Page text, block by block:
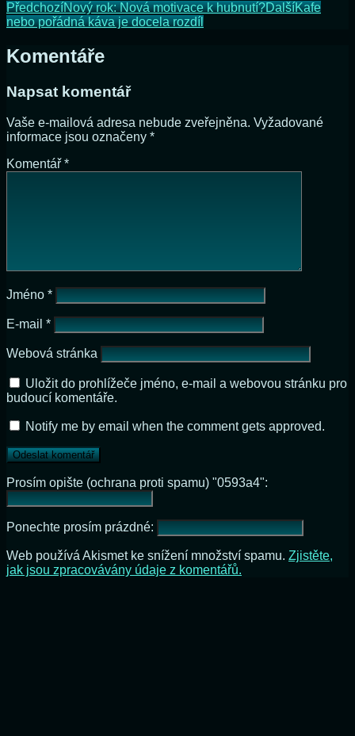
PředchozíNový rok: Nová motivace k hubnutí?DalšíKafe
nebo pořádná káva je docela rozdíl
Komentáře
Napsat komentář
Vaše e-mailová adresa nebude zveřejněna. Vyžadované
informace jsou označeny *
Komentář *
Jméno *
E-mail *
Webová stránka
Uložit do prohlížeče jméno, e-mail a webovou stránku pro
budoucí komentáře.
Notify me by email when the comment gets approved.
Prosím opište (ochrana proti spamu) "0593a4":
Ponechte prosím prázdné:
Web používá Akismet ke snížení množství spamu. Zjistěte,
jak jsou zpracovávány údaje z komentářů.